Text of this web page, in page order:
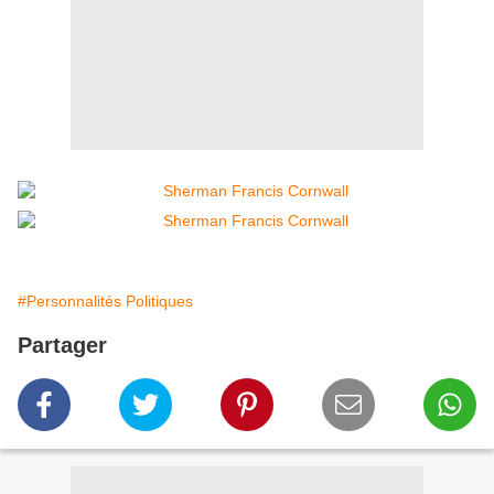
#Personnalités Politiques
Partager